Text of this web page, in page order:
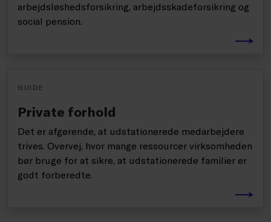
arbejdsløshedsforsikring, arbejdsskadeforsikring og
social pension.
GUIDE
Private forhold
Det er afgørende, at udstationerede medarbejdere
trives. Overvej, hvor mange ressourcer virksomheden
bør bruge for at sikre, at udstationerede familier er
godt forberedte.